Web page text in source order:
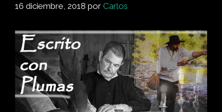
16 diciembre, 2018 por Carlos